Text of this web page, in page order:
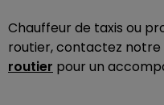
Chauffeur de taxis ou
routier, contactez notre
routier pour un